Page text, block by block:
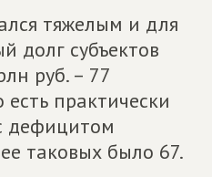
тяжелым и для
долг субъектов
руб. – 77
практически
дефицитом
таковых было 67.